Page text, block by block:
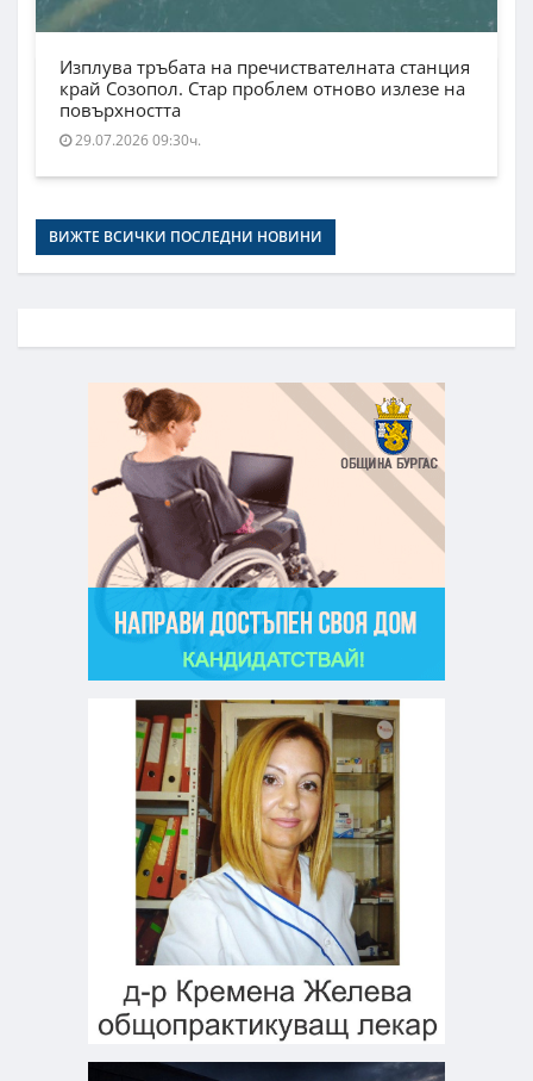
Изплува тръбата на пречиствателната станция
край Созопол. Стар проблем отново излезе на
повърхността
29.07.2026 09:30ч.
ВИЖТЕ ВСИЧКИ ПОСЛЕДНИ НОВИНИ